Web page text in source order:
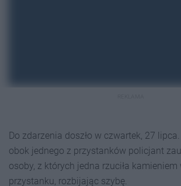
Do zdarzenia doszło w czwartek, 27
obok jednego z przystanków policjant
osoby, z których jedna rzuciła
przystanku, rozbijając szybę.